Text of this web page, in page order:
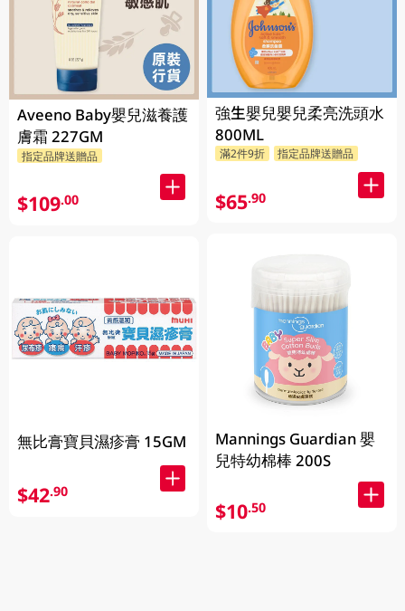
Aveeno Baby嬰兒滋養護
膚霜 227GM
指定品牌送贈品
$109.00
無比膏寶貝濕疹膏 15GM
$42.90
強生嬰兒嬰兒柔亮洗頭水
800ML
滿2件9折 指定品牌送贈品
$65.90
Mannings Guardian 嬰
兒特幼棉棒 200S
$10.50